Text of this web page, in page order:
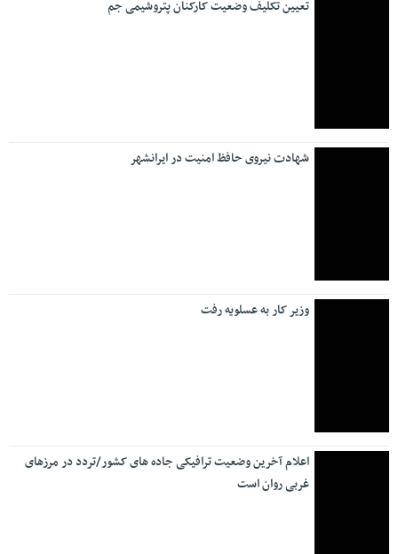
تعیین تکلیف وضعیت کارکنان پتروشیمی جم
شهادت نیروی حافظ امنیت در ایرانشهر
وزیر کار به عسلویه رفت
اعلام آخرین وضعیت ترافیکی جاده های کشور/تردد در مرزهای
غربی روان است